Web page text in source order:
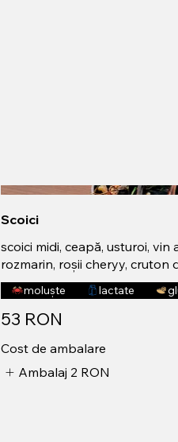
Scoici
scoici midi, ceapă, usturoi, vin
rozmarin, roșii cheryy, cruton
53 RON
moluște lactate
Cost de ambalare
Ambalaj 2 RON